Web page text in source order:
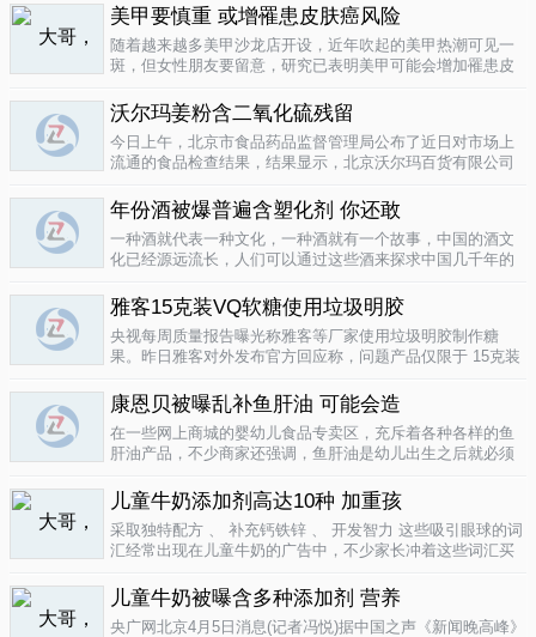
国研究人员让54名男性和女性研究参与者在手腕上戴上监控
器，记录他们在一个星期内晒太阳..
美甲要慎重 或增罹患皮肤癌风险
随着越来越多美甲沙龙店开设，近年吹起的美甲热潮可见一
斑，但女性朋友要留意，研究已表明美甲可能会增加罹患皮
美甲很受欢迎是因为它可以防止指甲断裂。但专家表示，美
甲过程中用以硬化凝胶的光疗..
沃尔玛姜粉含二氧化硫残留
今日上午，北京市食品药品监督管理局公布了近日对市场上
流通的食品检查结果，结果显示，北京沃尔玛百货有限公司
款小食品甜蜜素超标。二氧化硫在我国禁止用于姜粉这类食
物，据市食药监局食品安全专家介绍..
年份酒被爆普遍含塑化剂 你还敢
一种酒就代表一种文化，一种酒就有一个故事，中国的酒文
化已经源远流长，人们可以通过这些酒来探求中国几千年的
有害又不能完全戒掉的原因，因为酒已经不只是一种可以喝
的饮品那么简单，就像茶一样有很厚..
雅客15克装VQ软糖使用垃圾明胶
央视每周质量报告曝光称雅客等厂家使用垃圾明胶制作糖
果。昨日雅客对外发布官方回应称，问题产品仅限于 15克装
生产该产品，并将嘉利达明胶原料全部封存。对已上市流通
产品，雅客表示已于3月15..
康恩贝被曝乱补鱼肝油 可能会造
在一些网上商城的婴幼儿食品专卖区，充斥着各种各样的鱼
肝油产品，不少商家还强调，鱼肝油是幼儿出生之后就必须
孩子服用鱼肝油。而实际上，以食品身份出现的鱼肝油是药
品，过量补充会对孩子产生伤害。在..
儿童牛奶添加剂高达10种 加重孩
采取独特配方 、 补充钙铁锌 、 开发智力 这些吸引眼球的词
汇经常出现在儿童牛奶的广告中，不少家长冲着这些词汇买
示，孩子应该尽量少喝。超市儿童牛奶添加剂高达10种昨
天，重庆晨报记者在杨家坪..
儿童牛奶被曝含多种添加剂 营养
央广网北京4月5日消息(记者冯悦)据中国之声《新闻晚高峰》